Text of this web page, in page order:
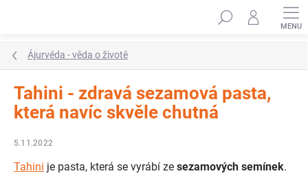
Hledat
Ájurvéda - věda o životě
Tahini - zdravá sezamová pasta,
která navíc skvěle chutná
5.11.2022
Tahini je pasta, která se vyrábí ze sezamových semínek.